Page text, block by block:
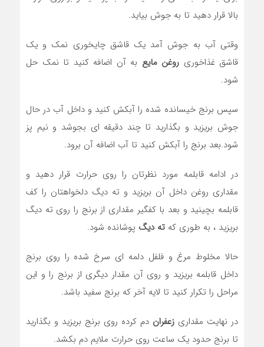
بالا قرار دهید تا به جوش بیاید.
وقتی آب به جوش آمد یک قاشق چایخوری نمک و یک
قاشق غذاخوری روغن مایع به آن اضافه کنید تا نمک حل
شود.
سپس برنج خیسانده شده را آبکش کنید و داخل آب در حال
جوش بریزید و بگذارید تا چند دقیقه ای بجوشد و نیم پز
شود.بعد برنج را آبکش کنید تا آب اضافه آن برود.
در ادامه قابلمه مورد نظرتان را روی حرارت قرار دهید و
مقداری روغن داخل آن بریزید و ته دیگ دلخواهتان را کف
قابلمه بچینید و بعد با کفگیر مقداری از برنج را روی ته دیگ
بریزید ، به طوری که ته دیگ پوشانده شود.
حالا مخلوط مرغ و فلفل دلمه ای سرخ شده را روی برنج
داخل قابلمه بریزید و روی آن مقدار دیگری از برنج را و این
مراحل را تکرار کنید تا لایه آخر که برنج سفید باشد.
در نهایت مقداری زعفران دم کرده روی برنج بریزید و بگذارید
تا برنج حدود یک ساعت روی حرارت ملایم دم بکشد.